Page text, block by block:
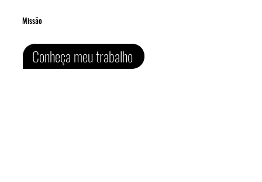
Missão
Conheça meu trabalho